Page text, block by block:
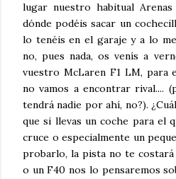
lugar nuestro habitual Arenas
dónde podéis sacar un
lo tenéis en el garaje y a lo
no, pues nada, os venís a
vuestro McLaren F1 LM, para
no vamos a encontrar rival....
tendrá nadie por ahí, no?).
que si llevas un coche para el
cruce o especialmente un
probarlo, la pista no te costará
o un F40 nos lo pensaremos